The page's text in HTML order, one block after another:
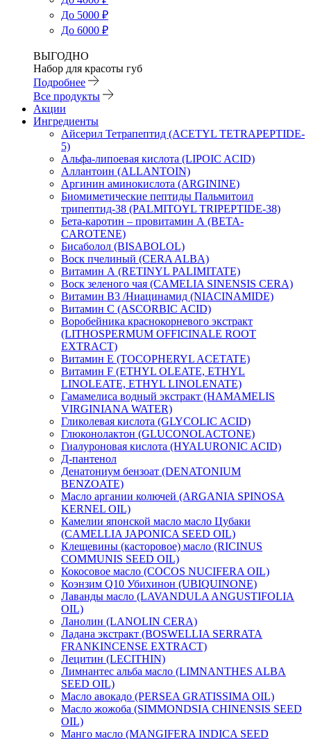
До 5000 ₽
До 6000 ₽
ВЫГОДНО
Набор для красоты губ
Подробнее
Все продукты
Акции
Ингредиенты
Айсерил Тетрапептид (ACETYL TETRAPEPTIDE-
5)
Альфа-липоевая кислота (LIPOIC ACID)
Аллантоин (ALLANTOIN)
Аргинин аминокислота (ARGININE)
Биомиметические пептиды Пальмитоил
трипептид-38 (PALMITOYL TRIPEPTIDE-38)
Бета-каротин – провитамин А (BETA-
CAROTENE)
Бисаболол (BISABOLOL)
Воск пчелиный (CERA ALBA)
Витамин А (RETINYL PALIMITATE)
Воск зеленого чая (CAMELIA SINENSIS CERA)
Витамин B3 /Ниацинамид (NIACINAMIDE)
Витамин C (ASCORBIC ACID)
Воробейника краснокорневого экстракт
(LITHOSPERMUM OFFICINALE ROOT
EXTRACT)
Витамин Е (TOCOPHERYL ACETATE)
Витамин F (ETHYL OLEATE, ETHYL
LINOLEATE, ETHYL LINOLENATE)
Гамамелиса водный экстракт (HAMAMELIS
VIRGINIANA WATER)
Гликолевая кислота (GLYCOLIC ACID)
Глюконолактон (GLUCONOLACTONE)
Гиалуроновая кислота (HYALURONIC ACID)
Д-пантенол
Денатониум бензоат (DENATONIUM
BENZOATE)
Масло аргании колючей (ARGANIA SPINOSA
KERNEL OIL)
Камелии японской масло масло Цубаки
(CAMELLIA JAPONICA SEED OIL)
Клещевины (касторовое) масло (RICINUS
COMMUNIS SEED OIL)
Кокосовое масло (COCOS NUCIFERA OIL)
Коэнзим Q10 Убихинон (UBIQUINONE)
Лаванды масло (LAVANDULA ANGUSTIFOLIA
OIL)
Ланолин (LANOLIN CERA)
Ладана экстракт (BOSWELLIA SERRATA
FRANKINCENSE EXTRACT)
Лецитин (LECITHIN)
Лимнантес альба масло (LIMNANTHES ALBA
SEED OIL)
Масло авокадо (PERSEA GRATISSIMA OIL)
Масло жожоба (SIMMONDSIA CHINENSIS SEED
OIL)
Манго масло (MANGIFERA INDICA SEED